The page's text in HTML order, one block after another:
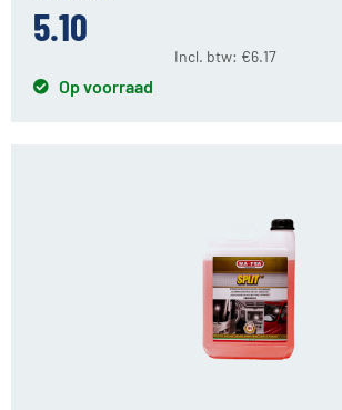
5.10
Incl. btw: €6.17
Op voorraad